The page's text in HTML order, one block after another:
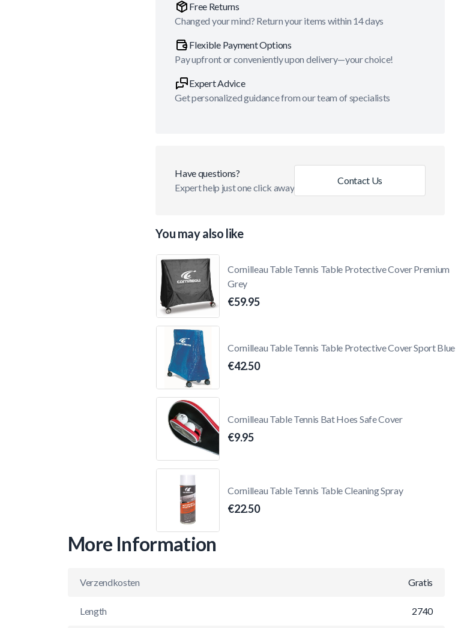
Free Returns
Changed your mind? Return your items within 14 days
Flexible Payment Options
Pay upfront or conveniently upon delivery—your choice!
Expert Advice
Get personalized guidance from our team of specialists
Have questions?
Expert help just one click away
Contact Us
You may also like
Cornilleau Table Tennis Table Protective Cover Premium
Grey
€59.95
Cornilleau Table Tennis Table Protective Cover Sport Blue
€42.50
Cornilleau Table Tennis Bat Hoes Safe Cover
€9.95
Cornilleau Table Tennis Table Cleaning Spray
€22.50
More Information
Verzendkosten Gratis
Length 2740